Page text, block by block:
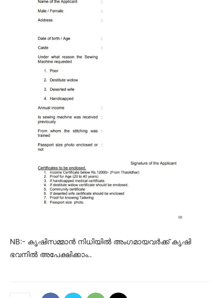
NB:- കൃഷിസമ്മാൻ നിധിയിൽ അംഗമായവർക്ക് കൃഷി
ഭവനിൽ അപേക്ഷിക്കാം..